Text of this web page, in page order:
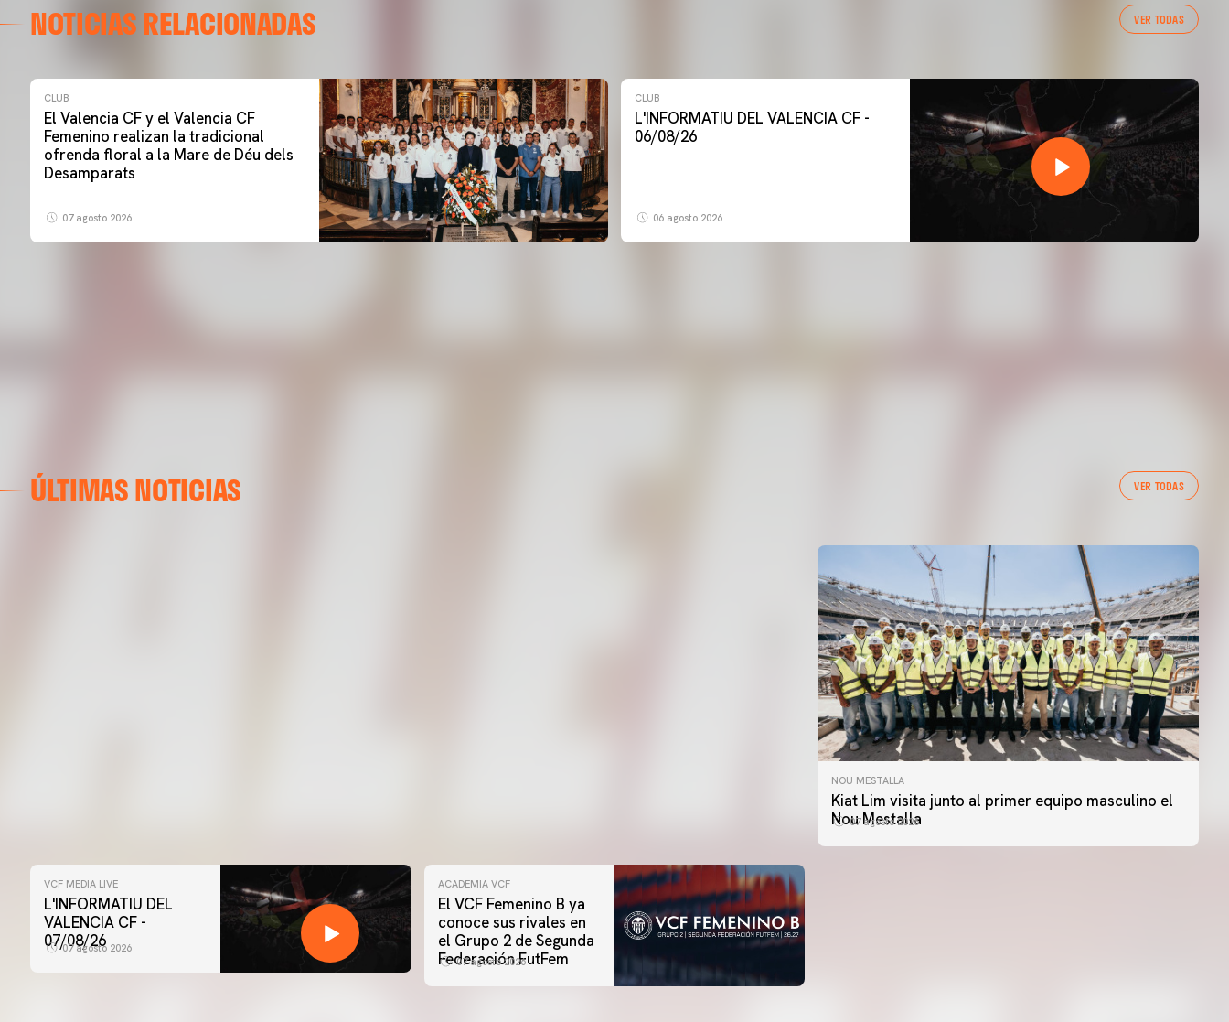
NOTICIAS RELACIONADAS VER TODAS
CLUB
El Valencia CF y el Valencia CF
Femenino realizan la tradicional
ofrenda floral a la Mare de Déu dels
Desamparats
07 agosto 2026
CLUB
L'INFORMATIU DEL VALENCIA CF -
06/08/26
06 agosto 2026
ÚLTIMAS NOTICIAS VER TODAS
Las fotos del Valencia CF-Newcastle United FC
NOU MESTALLA
Kiat Lim visita junto al primer equipo masculino el
Nou Mestalla
07 agosto 2026
VCF MEDIA LIVE
L'INFORMATIU DEL
VALENCIA CF -
07/08/26
07 agosto 2026
ACADEMIA VCF
El VCF Femenino B ya
conoce sus rivales en
el Grupo 2 de Segunda
Federación FutFem
07 agosto 2026
PRIMER EQUIPO
ENTRENAMIENTO DEL VALENCIA CF 7/8/2026